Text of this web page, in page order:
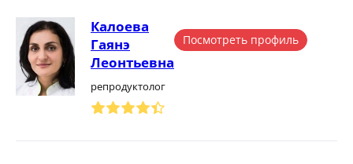
Калоева
Гаянэ
Леонтьевна
репродуктолог
Посмотреть профиль